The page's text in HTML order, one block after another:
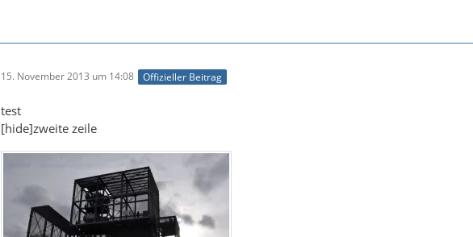
15. November 2013 um 14:08 Offizieller Beitrag
test
[hide]zweite zeile